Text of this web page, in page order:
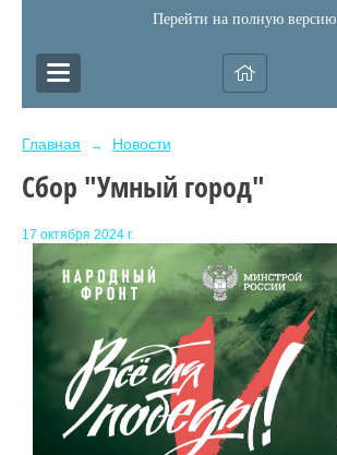
Перейти на полную версию
Главная → Новости
Сбор "Умный город"
17 октября 2024 г.